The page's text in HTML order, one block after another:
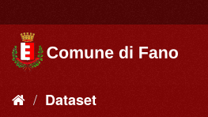
Dataset